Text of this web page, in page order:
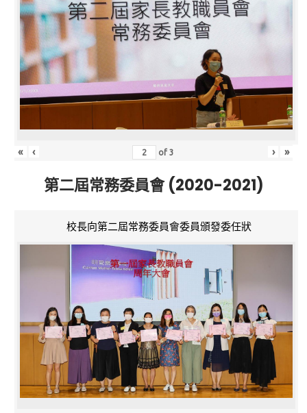
« ‹ of3 › »
第二屆常務委員會 (2020-2021)
校長向第二屆常務委員會委員頒發委任狀